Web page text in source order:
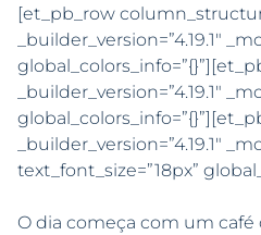
[et_pb_row
_builder_version=”4.19.1″
_builder_version=”4.19.1″
_builder_version=”4.19.1″
text_font_size=”18px”
O dia começa com um café